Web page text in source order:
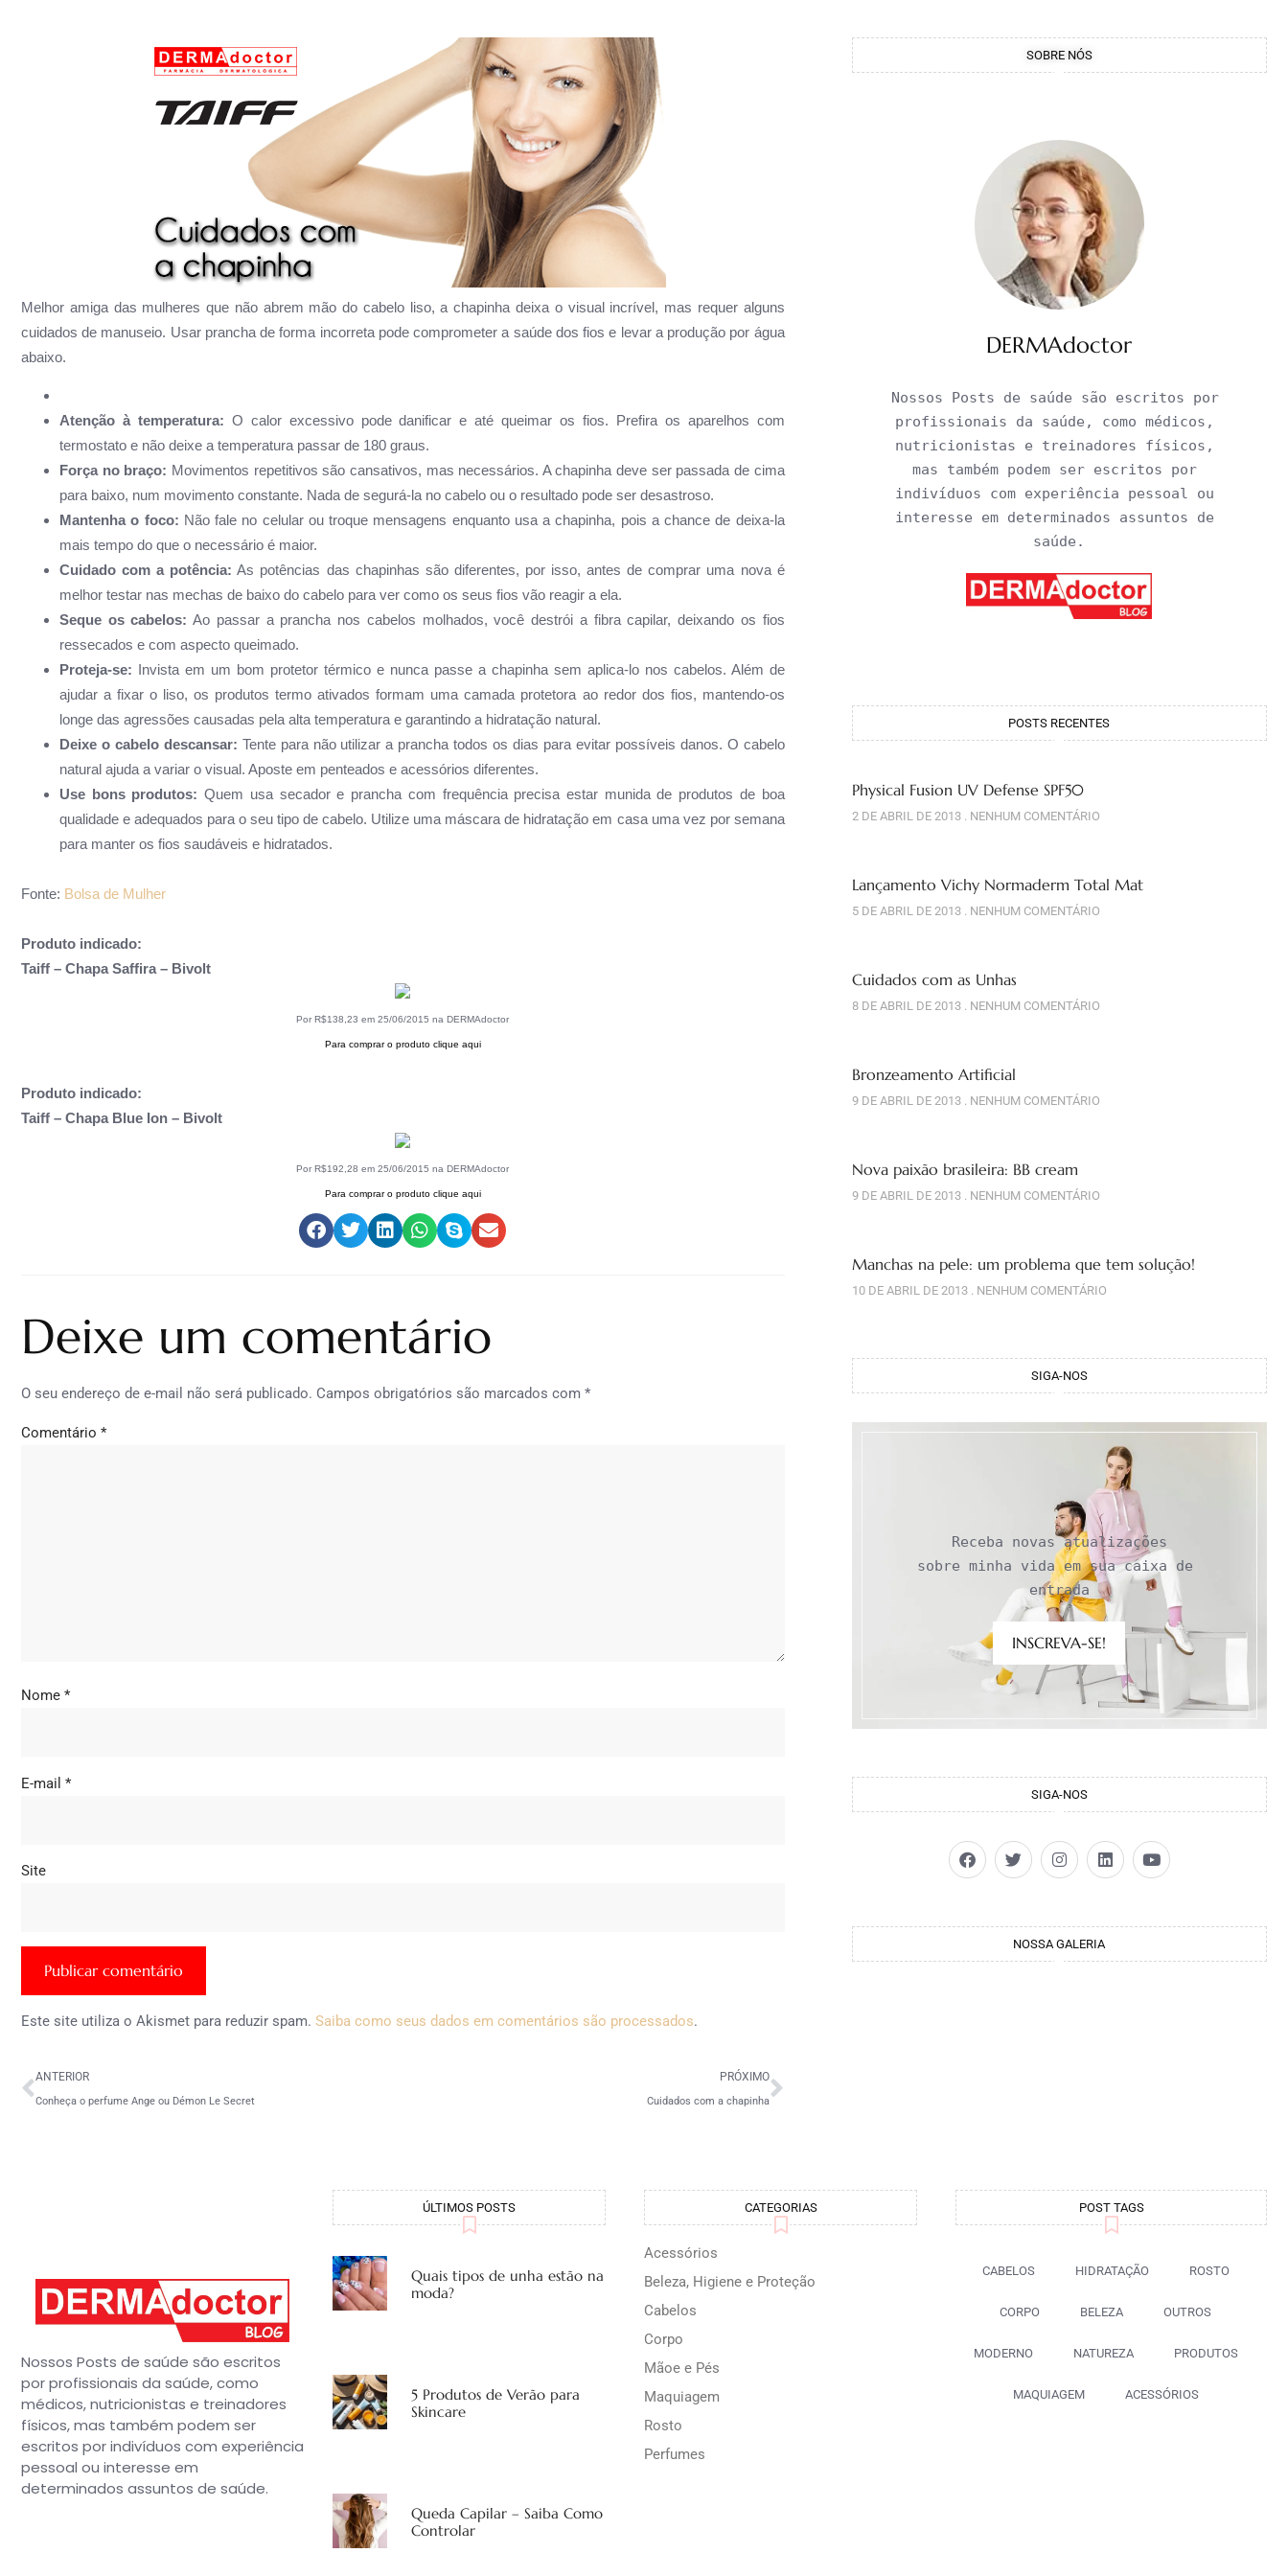
Melhor amiga das mulheres que não abrem mão do cabelo liso, a chapinha deixa o visual incrível, mas requer alguns
cuidados de manuseio. Usar prancha de forma incorreta pode comprometer a saúde dos fios e levar a produção por água
abaixo.
Atenção à temperatura: O calor excessivo pode danificar e até queimar os fios. Prefira os aparelhos com
termostato e não deixe a temperatura passar de 180 graus.
Força no braço: Movimentos repetitivos são cansativos, mas necessários. A chapinha deve ser passada de cima
para baixo, num movimento constante. Nada de segurá-la no cabelo ou o resultado pode ser desastroso.
Mantenha o foco: Não fale no celular ou troque mensagens enquanto usa a chapinha, pois a chance de deixa-la
mais tempo do que o necessário é maior.
Cuidado com a potência: As potências das chapinhas são diferentes, por isso, antes de comprar uma nova é
melhor testar nas mechas de baixo do cabelo para ver como os seus fios vão reagir a ela.
Seque os cabelos: Ao passar a prancha nos cabelos molhados, você destrói a fibra capilar, deixando os fios
ressecados e com aspecto queimado.
Proteja-se: Invista em um bom protetor térmico e nunca passe a chapinha sem aplica-lo nos cabelos. Além de
ajudar a fixar o liso, os produtos termo ativados formam uma camada protetora ao redor dos fios, mantendo-os
longe das agressões causadas pela alta temperatura e garantindo a hidratação natural.
Deixe o cabelo descansar: Tente para não utilizar a prancha todos os dias para evitar possíveis danos. O cabelo
natural ajuda a variar o visual. Aposte em penteados e acessórios diferentes.
Use bons produtos: Quem usa secador e prancha com frequência precisa estar munida de produtos de boa
qualidade e adequados para o seu tipo de cabelo. Utilize uma máscara de hidratação em casa uma vez por semana
para manter os fios saudáveis e hidratados.
Fonte: Bolsa de Mulher
Produto indicado:
Taiff – Chapa Saffira – Bivolt
Por R$138,23 em 25/06/2015 na DERMAdoctor
Para comprar o produto clique aqui
Produto indicado:
Taiff – Chapa Blue Ion – Bivolt
Por R$192,28 em 25/06/2015 na DERMAdoctor
Para comprar o produto clique aqui
Deixe um comentário
O seu endereço de e-mail não será publicado. Campos obrigatórios são marcados com *
Comentário *
Nome *
E-mail *
Site
Este site utiliza o Akismet para reduzir spam. Saiba como seus dados em comentários são processados.
ANTERIOR
Conheça o perfume Ange ou Démon Le Secret
PRÓXIMO
Cuidados com a chapinha
SOBRE NÓS
DERMAdoctor
Nossos Posts de saúde são escritos por
profissionais da saúde, como médicos,
nutricionistas e treinadores físicos,
mas também podem ser escritos por
indivíduos com experiência pessoal ou
interesse em determinados assuntos de
saúde.
POSTS RECENTES
Physical Fusion UV Defense SPF50
2 DE ABRIL DE 2013 NENHUM COMENTÁRIO
Lançamento Vichy Normaderm Total Mat
5 DE ABRIL DE 2013 NENHUM COMENTÁRIO
Cuidados com as Unhas
8 DE ABRIL DE 2013 NENHUM COMENTÁRIO
Bronzeamento Artificial
9 DE ABRIL DE 2013 NENHUM COMENTÁRIO
Nova paixão brasileira: BB cream
9 DE ABRIL DE 2013 NENHUM COMENTÁRIO
Manchas na pele: um problema que tem solução!
10 DE ABRIL DE 2013 NENHUM COMENTÁRIO
SIGA-NOS
Receba novas atualizações
sobre minha vida em sua caixa de
entrada
INSCREVA-SE!
SIGA-NOS
NOSSA GALERIA
Nossos Posts de saúde são escritos
por profissionais da saúde, como
médicos, nutricionistas e treinadores
físicos, mas também podem ser
escritos por indivíduos com experiência
pessoal ou interesse em
determinados assuntos de saúde.
ÚLTIMOS POSTS
Quais tipos de unha estão na
moda?
5 Produtos de Verão para
Skincare
Queda Capilar – Saiba Como
Controlar
CATEGORIAS
Acessórios
Beleza, Higiene e Proteção
Cabelos
Corpo
Mãoe e Pés
Maquiagem
Rosto
Perfumes
POST TAGS
CABELOS HIDRATAÇÃO ROSTO
CORPO BELEZA OUTROS
MODERNO NATUREZA PRODUTOS
MAQUIAGEM ACESSÓRIOS